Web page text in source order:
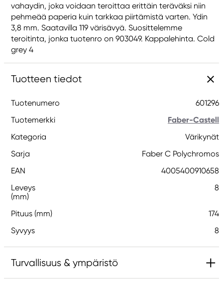
vahaydin, joka voidaan teroittaa erittäin teräväksi niin
pehmeää paperia kuin tarkkaa piirtämistä varten. Ydin
3,8 mm. Saatavilla 119 värisävyä. Suosittelemme
teroitinta, jonka tuotenro on 903049. Kappalehinta. Cold
grey 4
Tuotteen tiedot
Tuotenumero
601296
Tuotemerkki
Faber-Castell
Kategoria
Värikynät
Sarja
Faber C Polychromos
EAN
4005400910658
Leveys
(mm)
8
Pituus (mm)
174
Syvyys
8
Turvallisuus & ympäristö